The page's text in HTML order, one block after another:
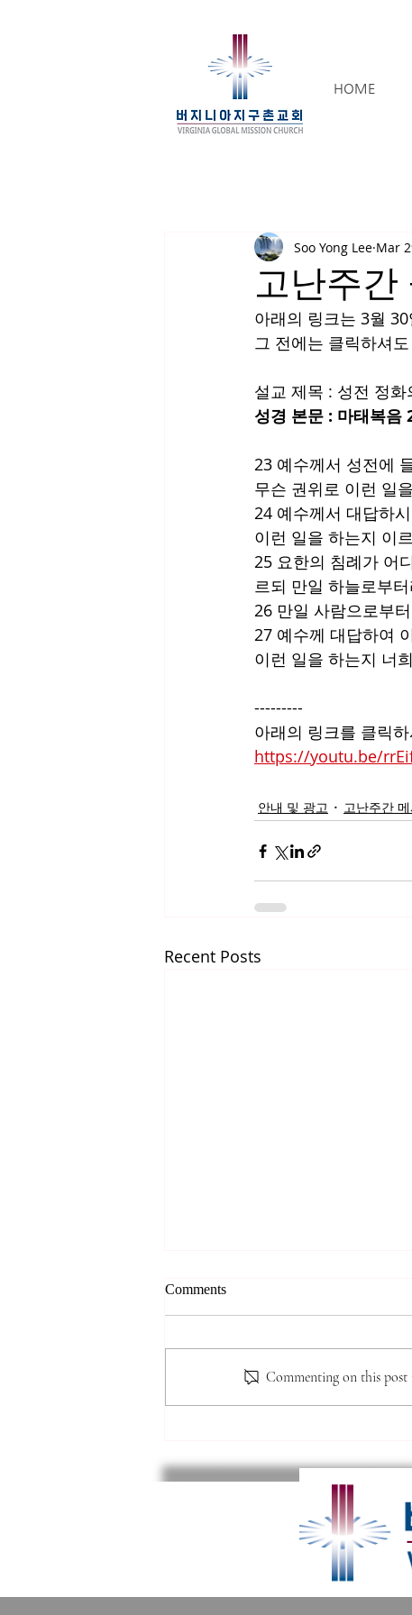
HOME
고난주간
Soo Yong Lee Mar
아래의 링크는 3월
그 전에는 클릭하셔
설교 제목 : 성전 정화
성경 본문 : 마태복음
23 예수께서 성전에
무슨 권위로 이런 일
24 예수께서 대답하
이런 일을 하는지 이
25 요한의 침례가 어
르되 만일 하늘로부
26 만일 사람으로부
27 예수께 대답하여
이런 일을 하는지 너
---------
아래의 링크를 클릭
https://youtu.be/
안내 및 광고 고난주간
Recent Posts
*** 알리는 말씀 (8.7.2026) ***
● 존스홉킨스 무료 청력검사 및 연
신들을 대상으로 무료 청력선별검
사와 난청·인지기능 관련 연구 프
할 수 있으며, 인지기능검사와 대
화 교육, 무료 음향증폭기 제공 등
의 혜택을 받을 수 있습니다. 자세
Comments
Commenting on this